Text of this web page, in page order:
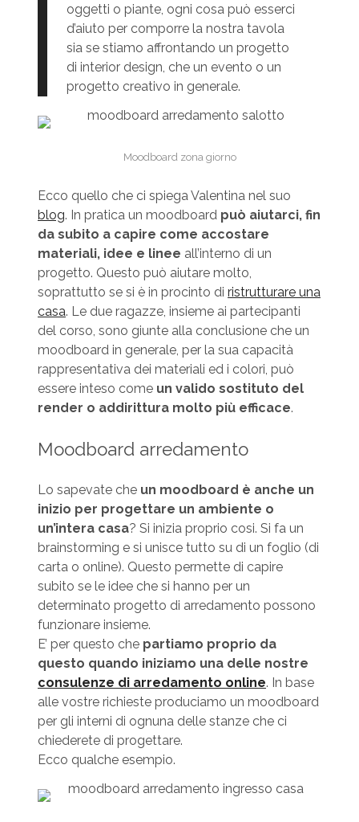
oggetti o piante, ogni cosa può esserci
d’aiuto per comporre la nostra tavola
sia se stiamo affrontando un progetto
di interior design, che un evento o un
progetto creativo in generale.
Moodboard zona giorno
Ecco quello che ci spiega Valentina nel suo
blog. In pratica un moodboard può aiutarci, fin
da subito a capire come accostare
materiali, idee e linee all’interno di un
progetto. Questo può aiutare molto,
soprattutto se si è in procinto di ristrutturare una
casa. Le due ragazze, insieme ai partecipanti
del corso, sono giunte alla conclusione che un
moodboard in generale, per la sua capacità
rappresentativa dei materiali ed i colori, può
essere inteso come un valido sostituto del
render o addirittura molto più efficace.
Moodboard arredamento
Lo sapevate che un moodboard è anche un
inizio per progettare un ambiente o
un’intera casa? Si inizia proprio cosi. Si fa un
brainstorming e si unisce tutto su di un foglio (di
carta o online). Questo permette di capire
subito se le idee che si hanno per un
determinato progetto di arredamento possono
funzionare insieme.
E’ per questo che partiamo proprio da
questo quando iniziamo una delle nostre
consulenze di arredamento online. In base
alle vostre richieste produciamo un moodboard
per gli interni di ognuna delle stanze che ci
chiederete di progettare.
Ecco qualche esempio.